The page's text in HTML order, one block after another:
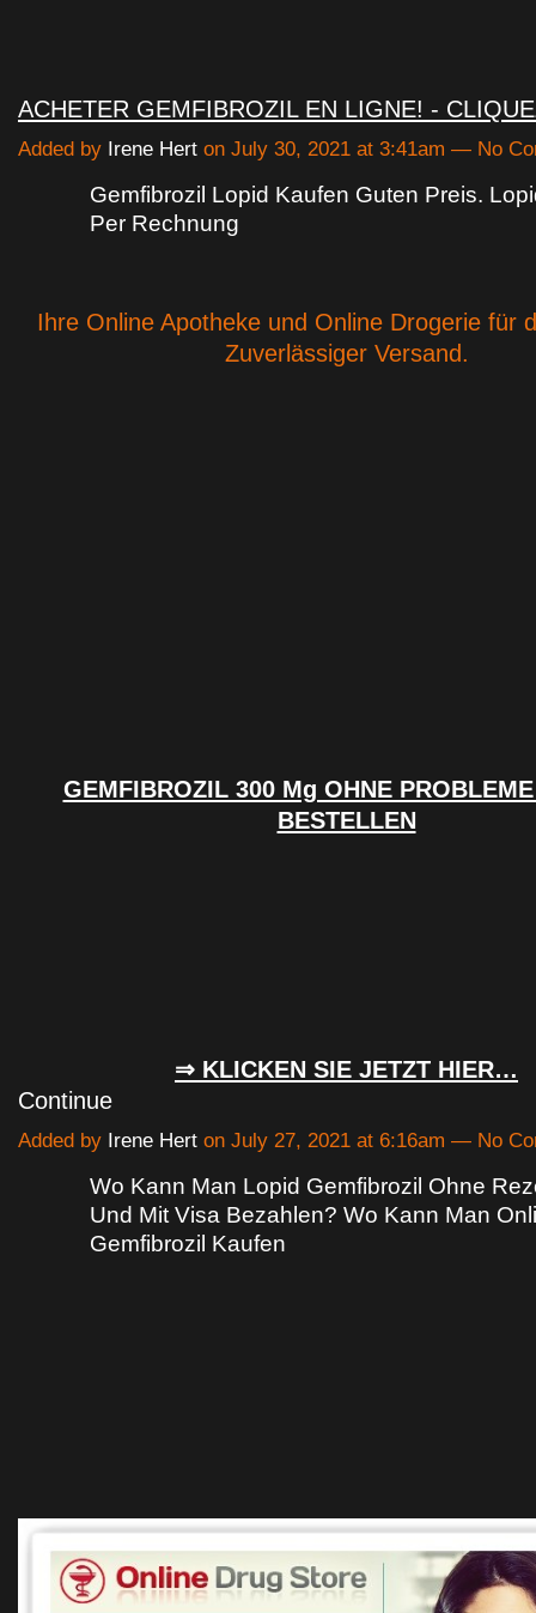
ACHETER GEMFIBROZIL EN LIGNE! -
Added by Irene Hert on July 30, 2021 at 3:41am — No
Gemfibrozil Lopid Kaufen Guten Preis.
Per Rechnung
Ihre Online Apotheke und Online Drogerie für
Zuverlässiger Versand.
GEMFIBROZIL 300 Mg OHNE
BESTELLEN
⇒ KLICKEN SIE JETZT HIER…
Continue
Added by Irene Hert on July 27, 2021 at 6:16am — No
Wo Kann Man Lopid Gemfibrozil Ohne
Und Mit Visa Bezahlen? Wo Kann Man
Gemfibrozil Kaufen